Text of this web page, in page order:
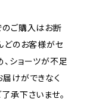
のご購入はお断
どのお客様がセ
ショーツが不足
届けができなく
承下さいませ。